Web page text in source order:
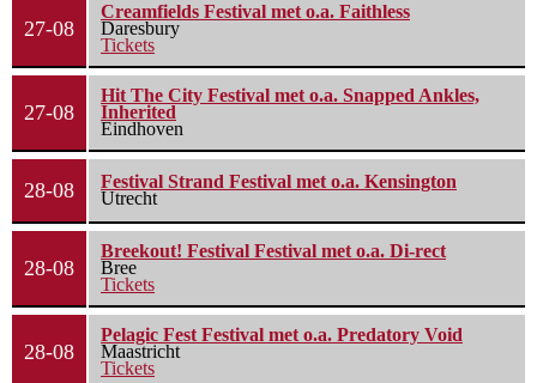
27-08
Creamfields Festival met o.a. Faithless
Daresbury
Tickets
27-08
Hit The City Festival met o.a. Snapped Ankles,
Inherited
Eindhoven
28-08
Festival Strand Festival met o.a. Kensington
Utrecht
28-08
Breekout! Festival Festival met o.a. Di-rect
Bree
Tickets
28-08
Pelagic Fest Festival met o.a. Predatory Void
Maastricht
Tickets